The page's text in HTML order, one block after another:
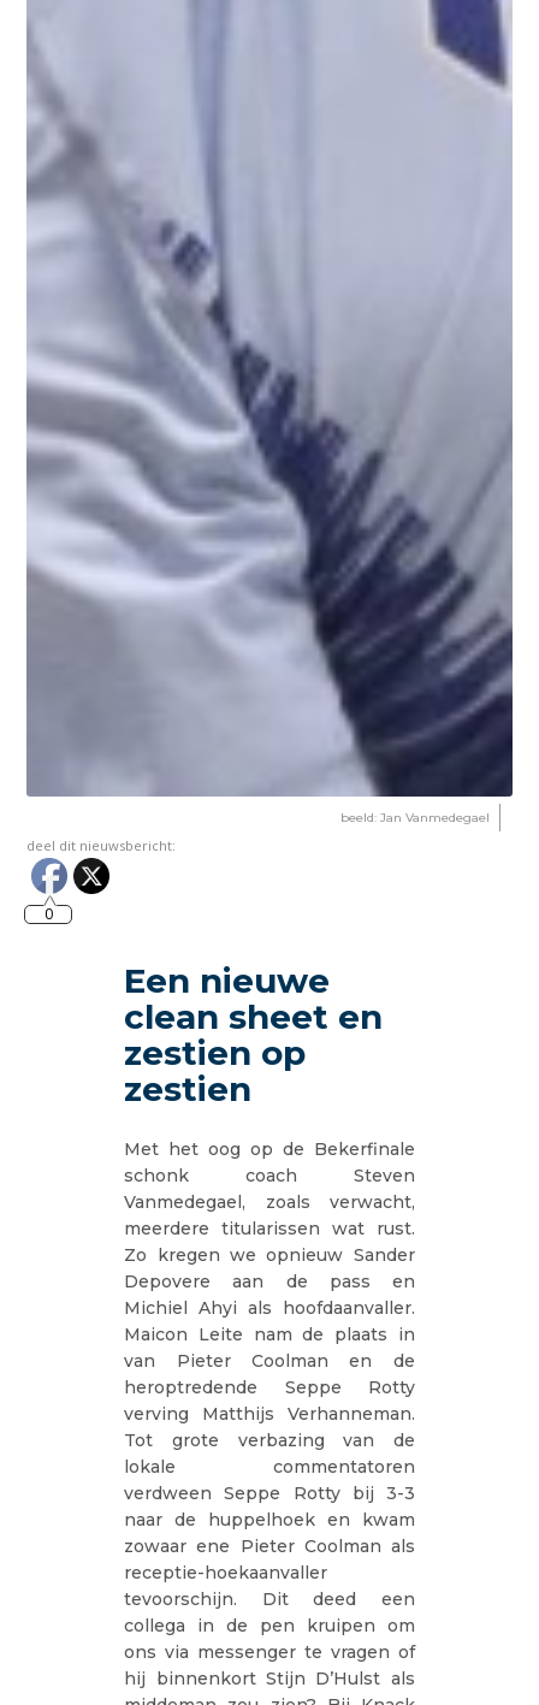
beeld: Jan Vanmedegael
deel dit nieuwsbericht:
0
Een nieuwe
clean sheet en
zestien op
zestien
Met het oog op de Bekerfinale
schonk coach Steven
Vanmedegael, zoals verwacht,
meerdere titularissen wat rust.
Zo kregen we opnieuw Sander
Depovere aan de pass en
Michiel Ahyi als hoofdaanvaller.
Maicon Leite nam de plaats in
van Pieter Coolman en de
heroptredende Seppe Rotty
verving Matthijs Verhanneman.
Tot grote verbazing van de
lokale commentatoren
verdween Seppe Rotty bij 3-3
naar de huppelhoek en kwam
zowaar ene Pieter Coolman als
receptie-hoekaanvaller
tevoorschijn. Dit deed een
collega in de pen kruipen om
ons via messenger te vragen of
hij binnenkort Stijn D’Hulst als